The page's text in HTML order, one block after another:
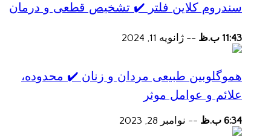
سندروم کلاین فلتر ✔️ تشخیص قطعی و درمان
11:43 ب.ظ -- ژانویه 11, 2024
هموگلوبین طبیعی مردان و زنان ✔️ محدوده،
علائم و عوامل موثر
6:34 ب.ظ -- نوامبر 28, 2023